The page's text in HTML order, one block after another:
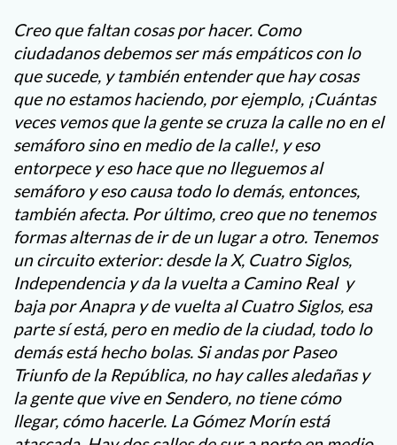
Creo que faltan cosas por hacer. Como
ciudadanos debemos ser más empáticos con lo
que sucede, y también entender que hay cosas
que no estamos haciendo, por ejemplo, ¡Cuántas
veces vemos que la gente se cruza la calle no en el
semáforo sino en medio de la calle!, y eso
entorpece y eso hace que no lleguemos al
semáforo y eso causa todo lo demás, entonces,
también afecta. Por último, creo que no tenemos
formas alternas de ir de un lugar a otro. Tenemos
un circuito exterior: desde la X, Cuatro Siglos,
Independencia y da la vuelta a Camino Real y
baja por Anapra y de vuelta al Cuatro Siglos, esa
parte sí está, pero en medio de la ciudad, todo lo
demás está hecho bolas. Si andas por Paseo
Triunfo de la República, no hay calles aledañas y
la gente que vive en Sendero, no tiene cómo
llegar, cómo hacerle. La Gómez Morín está